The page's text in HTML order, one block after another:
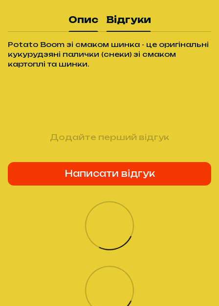
Опис Відгуки
Potato Boom зі смаком шинка - це оригінальні
кукурудзяні палички (снеки) зі смаком
картоплі та шинки.
Додайте перший відгук
Написати відгук